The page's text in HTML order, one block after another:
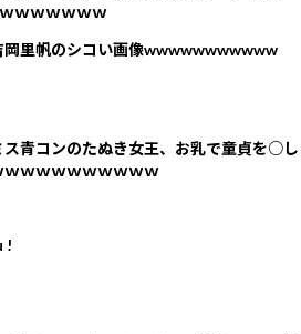
ｗｗｗｗｗｗ
岡里帆のシコい画像wwwwwwwwwww
ス青コンのたぬき女王、お乳で童貞を○し
ｗｗｗｗｗｗｗｗｗｗ
!